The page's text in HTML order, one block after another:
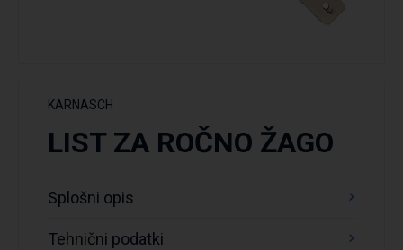
KARNASCH
LIST ZA ROČNO ŽAGO
Splošni opis
Tehnični podatki